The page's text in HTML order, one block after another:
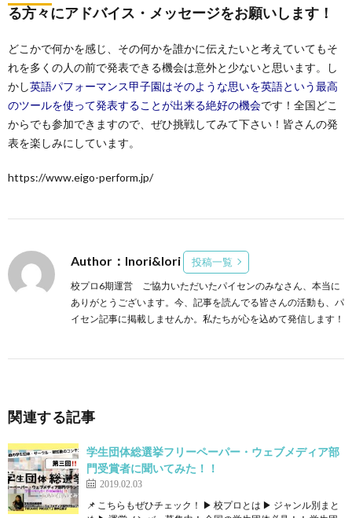
る方々にアドバイス・メッセージをお願いします！
どこかで何かを感じ、その何かを誰かに伝えたいと考えていてもそ
れを多くの人の前で発表できる機会は意外と少ないと思います。し
かし英語パフォーマンス甲子園はそのような思いを英語という最高
のツールを使って発表することが出来る絶好の機会です！全国どこ
からでも参加できますので、ぜひ挑戦してみて下さい！皆さんの発
表を楽しみにしています。
https://www.eigo-perform.jp/
Author：Inori&Iori 投稿一覧
校プロ6期運営 ご協力いただいたパイセンのみなさん、本当に
ありがとうございます。今、記事を読んでる皆さんの活動も、パ
イセン記事に掲載しませんか。私たちが心を込めて発信します！
関連する記事
学生団体総選挙フリーペーパー・ウェブメディア部
門受賞者に聞いてみた！！
2019.02.03
📌 こちらもぜひチェック！ ▶ 校プロとは ▶ ジャンル別まと